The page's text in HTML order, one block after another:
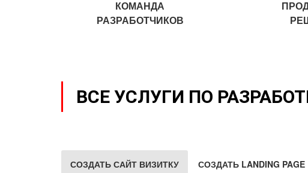
КОМАНДА
РАЗРАБОТЧИКОВ
ВСЕ УСЛУГИ ПО
СОЗДАТЬ САЙТ ВИЗИТКУ СОЗДАТЬ LANDING PAGE